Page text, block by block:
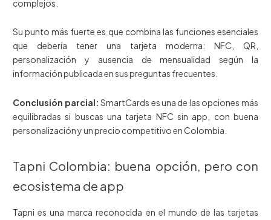
complejos.
Su punto más fuerte es que combina las funciones esenciales
que debería tener una tarjeta moderna: NFC, QR,
personalización y ausencia de mensualidad según la
información publicada en sus preguntas frecuentes.
Conclusión parcial: SmartCards es una de las opciones más
equilibradas si buscas una tarjeta NFC sin app, con buena
personalización y un precio competitivo en Colombia.
Tapni Colombia: buena opción, pero con
ecosistema de app
Tapni es una marca reconocida en el mundo de las tarjetas